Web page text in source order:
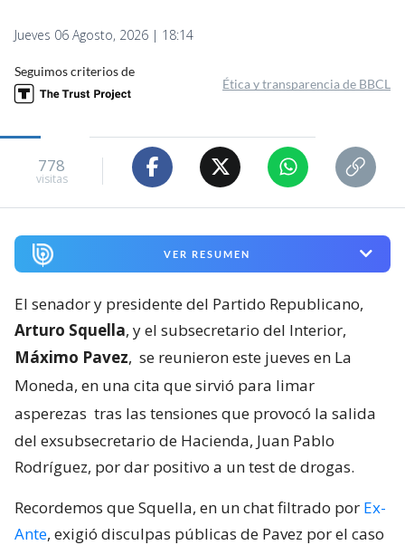
Jueves 06 Agosto, 2026 | 18:14
Seguimos criterios de
Ética y transparencia de BBCL
778
visitas
VER RESUMEN
El senador y presidente del Partido Republicano,
Arturo Squella, y el subsecretario del Interior,
Máximo Pavez, se reunieron este jueves en La
Moneda, en una cita que sirvió para limar
asperezas tras las tensiones que provocó la salida
del exsubsecretario de Hacienda, Juan Pablo
Rodríguez, por dar positivo a un test de drogas.
Recordemos que Squella, en un chat filtrado por Ex-
Ante, exigió disculpas públicas de Pavez por el caso